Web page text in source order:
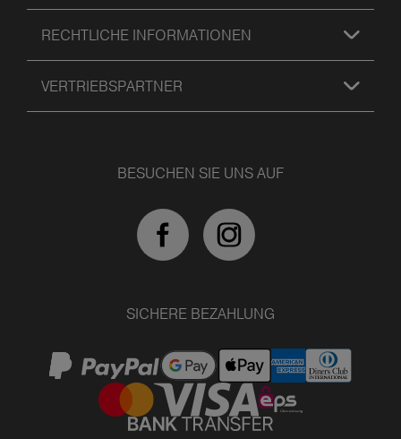
RECHTLICHE INFORMATIONEN
VERTRIEBSPARTNER
BESUCHEN SIE UNS AUF
SICHERE BEZAHLUNG